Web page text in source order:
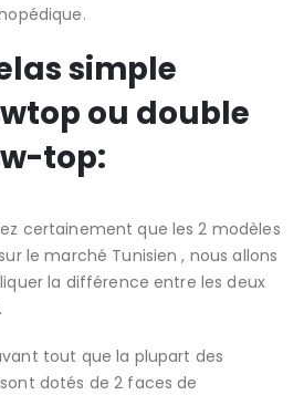
simple
ou double
top:
certainement que les 2 modèles
le marché Tunisien , nous allons
la différence entre les deux
tout que la plupart des
dotés de 2 faces de